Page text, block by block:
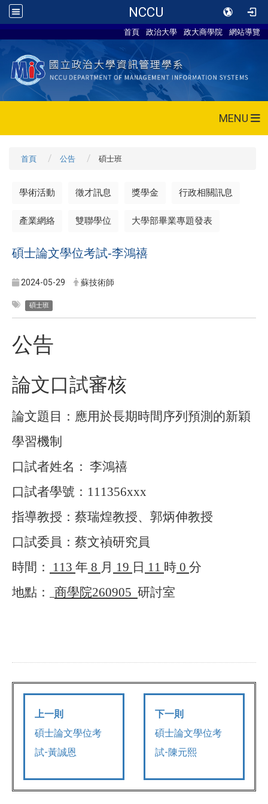
NCCU
首頁 政治大學 政大商學院 網站導覽
MENU
首頁 公告 碩士班
學術活動 徵才訊息 獎學金 行政相關訊息
產業網絡 雙聯學位 大學部畢業專題發表
碩士論文學位考試-李鴻禧
2024-05-29 蘇技術師
碩士班
公告
論文口試審核
論文題目：應用於長期時間序列預測的新穎
學習機制
口試者姓名： 李鴻禧
口試者學號： 111356xxx
指導教授：蔡瑞煌教授、郭炳伸教授
口試委員：蔡文禎研究員
時間：
113 年 8 月 19 日 11 時 0 分
地點：
商學院260905 研討室
上一則
碩士論文學位考
試-黃誠恩
下一則
碩士論文學位考
試-陳元熙